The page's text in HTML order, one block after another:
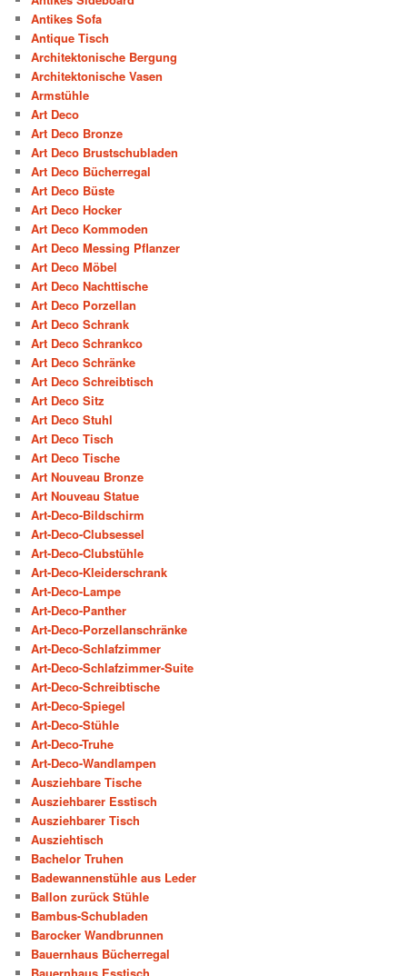
Antikes Sofa
Antique Tisch
Architektonische Bergung
Architektonische Vasen
Armstühle
Art Deco
Art Deco Bronze
Art Deco Brustschubladen
Art Deco Bücherregal
Art Deco Büste
Art Deco Hocker
Art Deco Kommoden
Art Deco Messing Pflanzer
Art Deco Möbel
Art Deco Nachttische
Art Deco Porzellan
Art Deco Schrank
Art Deco Schrankco
Art Deco Schränke
Art Deco Schreibtisch
Art Deco Sitz
Art Deco Stuhl
Art Deco Tisch
Art Deco Tische
Art Nouveau Bronze
Art Nouveau Statue
Art-Deco-Bildschirm
Art-Deco-Clubsessel
Art-Deco-Clubstühle
Art-Deco-Kleiderschrank
Art-Deco-Lampe
Art-Deco-Panther
Art-Deco-Porzellanschränke
Art-Deco-Schlafzimmer
Art-Deco-Schlafzimmer-Suite
Art-Deco-Schreibtische
Art-Deco-Spiegel
Art-Deco-Stühle
Art-Deco-Truhe
Art-Deco-Wandlampen
Ausziehbare Tische
Ausziehbarer Esstisch
Ausziehbarer Tisch
Ausziehtisch
Bachelor Truhen
Badewannenstühle aus Leder
Ballon zurück Stühle
Bambus-Schubladen
Barocker Wandbrunnen
Bauernhaus Bücherregal